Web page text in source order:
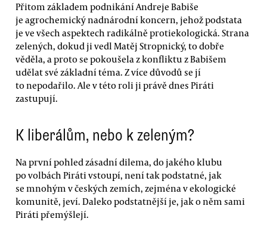
Přitom základem podnikání Andreje Babiše
je agrochemický nadnárodní koncern, jehož podstata
je ve všech aspektech radikálně protiekologická. Strana
zelených, dokud ji vedl Matěj Stropnický, to dobře
věděla, a proto se pokoušela z konfliktu z Babišem
udělat své základní téma. Z více důvodů se jí
to nepodařilo. Ale v této roli ji právě dnes Piráti
zastupují.
K liberálům, nebo k zeleným?
Na první pohled zásadní dilema, do jakého klubu
po volbách Piráti vstoupí, není tak podstatné, jak
se mnohým v českých zemích, zejména v ekologické
komunitě, jeví. Daleko podstatnější je, jak o něm sami
Piráti přemýšlejí.